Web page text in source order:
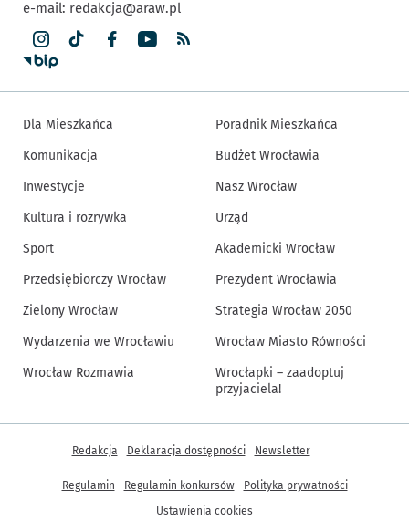
e-mail: redakcja@araw.pl
Dla Mieszkańca
Komunikacja
Inwestycje
Kultura i rozrywka
Sport
Przedsiębiorczy Wrocław
Zielony Wrocław
Wydarzenia we Wrocławiu
Wrocław Rozmawia
Poradnik Mieszkańca
Budżet Wrocławia
Nasz Wrocław
Urząd
Akademicki Wrocław
Prezydent Wrocławia
Strategia Wrocław 2050
Wrocław Miasto Równości
Wrocłapki – zaadoptuj
przyjaciela!
Inne informacje
Redakcja Deklaracja dostępności Newsletter
Regulamin Regulamin konkursów
Polityka prywatności
Ustawienia cookies